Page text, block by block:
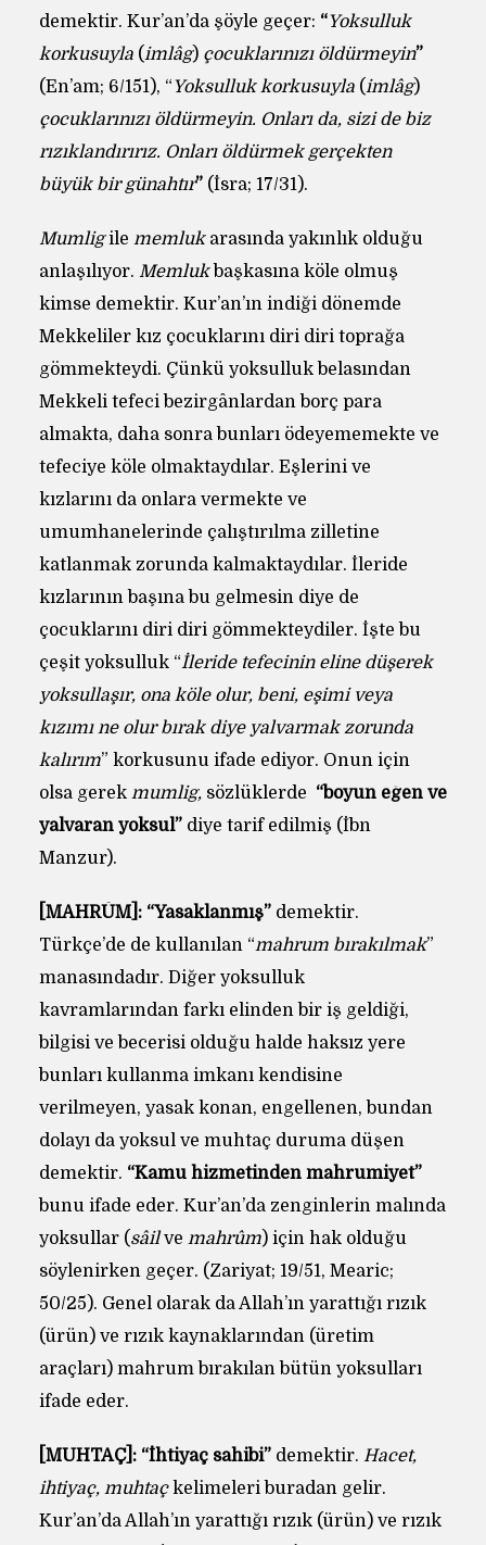
demektir. Kur’an’da şöyle geçer: “Yoksulluk
korkusuyla(imlâg) çocuklarınızı öldürmeyin”
(En’am; 6/151), “Yoksulluk korkusuyla(imlâg)
çocuklarınızı öldürmeyin. Onları da, sizi de biz
rızıklandırırız. Onları öldürmek gerçekten
büyük bir günahtır”(İsra; 17/31).
Mumligile memluk arasında yakınlık olduğu
anlaşılıyor. Memluk başkasına köle olmuş
kimse demektir. Kur’an’ın indiği dönemde
Mekkeliler kız çocuklarını diri diri toprağa
gömmekteydi. Çünkü yoksulluk belasından
Mekkeli tefeci bezirgânlardan borç para
almakta, daha sonra bunları ödeyememekte ve
tefeciye köle olmaktaydılar. Eşlerini ve
kızlarını da onlara vermekte ve
umumhanelerinde çalıştırılma zilletine
katlanmak zorunda kalmaktaydılar. İleride
kızlarının başına bu gelmesin diye de
çocuklarını diri diri gömmekteydiler. İşte bu
çeşit yoksulluk “İleride tefecinin eline düşerek
yoksullaşır, ona köle olur, beni, eşimi veya
kızımı ne olur bırak diye yalvarmak zorunda
kalırım” korkusunu ifade ediyor. Onun için
olsa gerek mumlig, sözlüklerde “boyun eğen ve
yalvaran yoksul”diye tarif edilmiş (İbn
Manzur).
[MAHRÛM]: “Yasaklanmış”demektir.
Türkçe’de de kullanılan “mahrum bırakılmak”
manasındadır. Diğer yoksulluk
kavramlarından farkı elinden bir iş geldiği,
bilgisi ve becerisi olduğu halde haksız yere
bunları kullanma imkanı kendisine
verilmeyen, yasak konan, engellenen, bundan
dolayı da yoksul ve muhtaç duruma düşen
demektir. “Kamu hizmetinden mahrumiyet”
bunu ifade eder. Kur’an’da zenginlerin malında
yoksullar (sâilve mahrûm) için hak olduğu
söylenirken geçer. (Zariyat; 19/51, Mearic;
50/25). Genel olarak da Allah’ın yarattığı rızık
(ürün) ve rızık kaynaklarından (üretim
araçları) mahrum bırakılan bütün yoksulları
ifade eder.
[MUHTAÇ]: “İhtiyaç sahibi”demektir. Hacet,
ihtiyaç, muhtaçkelimeleri buradan gelir.
Kur’an’da Allah’ın yarattığı rızık (ürün) ve rızık